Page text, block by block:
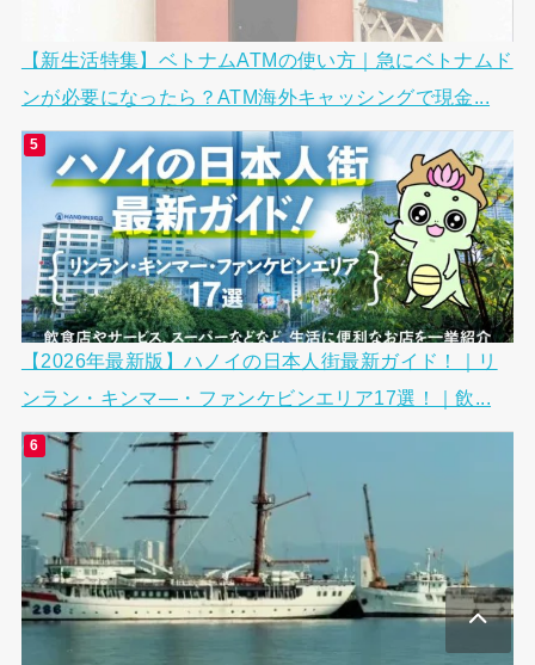
【新生活特集】ベトナムATMの使い方｜急にベトナムド
ンが必要になったら？ATM海外キャッシングで現金...
【2026年最新版】ハノイの日本人街最新ガイド！｜リ
ンラン・キンマ―・ファンケビンエリア17選！｜飲...